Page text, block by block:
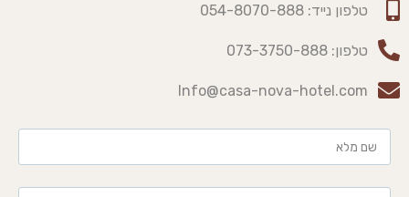
טלפון נייד: 054-8070-888​
טלפון: 073-3750-888​
Info@casa-nova-hotel.com​